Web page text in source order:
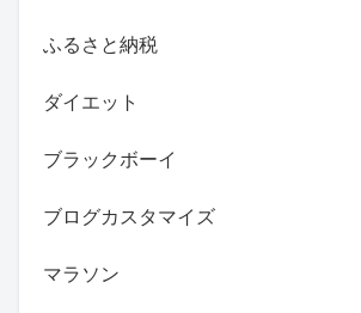
ふるさと納税
ダイエット
ブラックボーイ
ブログカスタマイズ
マラソン